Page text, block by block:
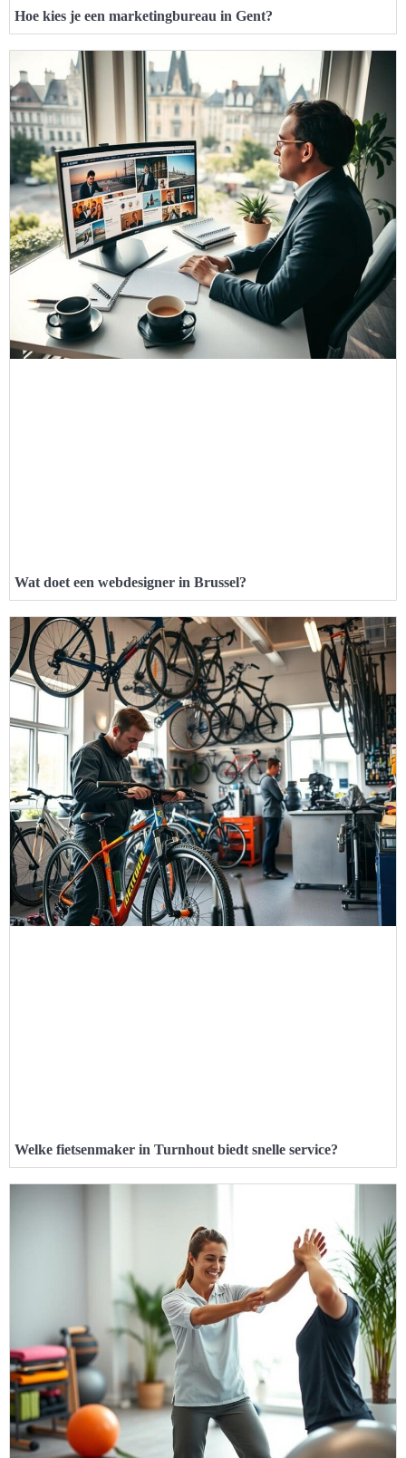
Hoe kies je een marketingbureau in Gent?
Wat doet een webdesigner in Brussel?
Welke fietsenmaker in Turnhout biedt snelle service?